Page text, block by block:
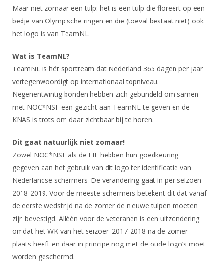
Gebruiksvoorwaarden
Handleiding
Commissies
Leden van Verdiensten
Vacatures
Medewerkers
Samenwerking
Formulieren
Alle Verenigingen
Nieuws
Verenigingsondersteuning
Witte Vlekkenplan
Inschrijven
Reglementen
Materiaal
Schermpaspoort
Rolstoelschermen
Wedstrijdkalender
NK's
JPT
JEC
Veteranenwedstrijden
Wedstrijdorganisatie
FBT
SBT
Atletencommissie
Internationale Titeltoernooien
Internationale aanmeldingen
Brassardsysteem
Voor coaches en leraren
Nationale opleidingen
Internationale opleidingen
Opleidingen
Leraar
Voor scheidsrechters
Nieuws
Scheidsrechterslijst
Opleidingen
Tuchtzaken
Archief
Maar niet zomaar een tulp: het is een tulp die floreert op een
bedje van Olympische ringen en die (toeval bestaat niet) ook
het logo is van TeamNL.
Wat is TeamNL?
TeamNL is hét sportteam dat Nederland 365 dagen per jaar
vertegenwoordigt op internationaal topniveau.
Negenentwintig bonden hebben zich gebundeld om samen
met NOC*NSF een gezicht aan TeamNL te geven en de
KNAS is trots om daar zichtbaar bij te horen.
Dit gaat natuurlijk niet zomaar!
Zowel NOC*NSF als de FIE hebben hun goedkeuring
gegeven aan het gebruik van dit logo ter identificatie van
Nederlandse schermers. De verandering gaat in per seizoen
2018-2019. Voor de meeste schermers betekent dit dat vanaf
de eerste wedstrijd na de zomer de nieuwe tulpen moeten
zijn bevestigd. Alléén voor de veteranen is een uitzondering
omdat het WK van het seizoen 2017-2018 na de zomer
plaats heeft en daar in principe nog met de oude logo’s moet
worden geschermd.